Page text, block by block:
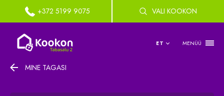
+372 5199 9075 VALI KOOKON
ET
MINE TAGASI
MENÜÜ